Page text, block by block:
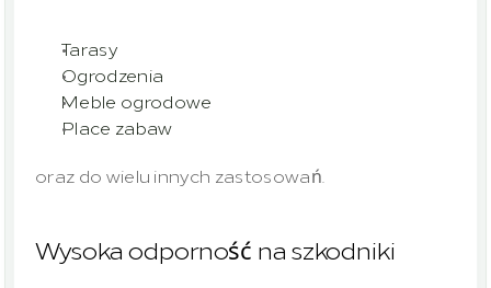
Tarasy
Ogrodzenia
Meble ogrodowe
Place zabaw
oraz do wielu innych zastosowań.
Wysoka odporność na szkodniki